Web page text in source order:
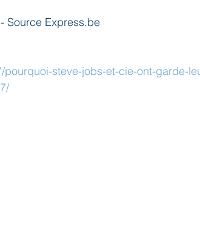
Source Express.be
pourquoi-steve-jobs-et-cie-ont-garde-